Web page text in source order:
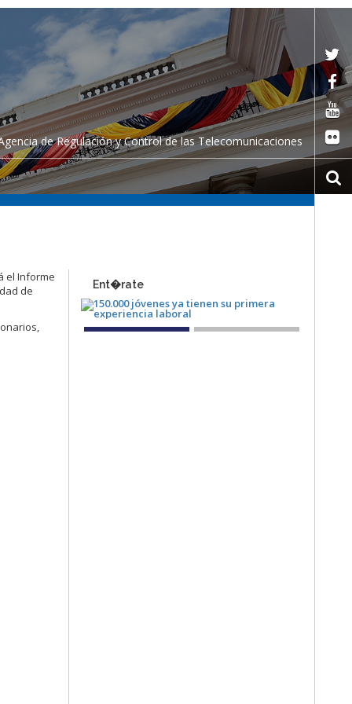
de Regulación y Control de las Telecomunicaciones
el Informe
de
Ent�rate